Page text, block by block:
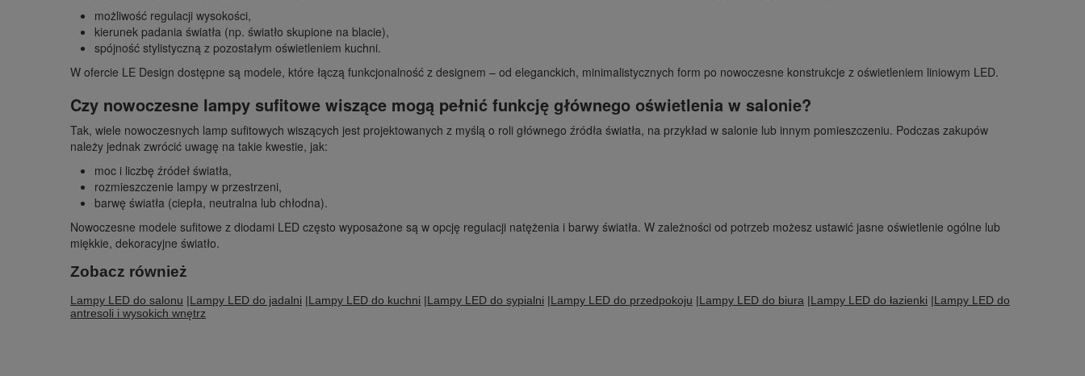
możliwość regulacji wysokości,
kierunek padania światła (np. światło skupione na blacie),
spójność stylistyczną z pozostałym oświetleniem kuchni.
W ofercie LE Design dostępne są modele, które łączą funkcjonalność z designem – od eleganckich, minimalistycznych form po nowoczesne konstrukcje z oświetleniem liniowym LED.
Czy nowoczesne lampy sufitowe wiszące mogą pełnić funkcję głównego oświetlenia w salonie?
Tak, wiele nowoczesnych lamp sufitowych wiszących jest projektowanych z myślą o roli głównego źródła światła, na przykład w salonie lub innym pomieszczeniu. Podczas zakupów
należy jednak zwrócić uwagę na takie kwestie, jak:
moc i liczbę źródeł światła,
rozmieszczenie lampy w przestrzeni,
barwę światła (ciepła, neutralna lub chłodna).
Nowoczesne modele sufitowe z diodami LED często wyposażone są w opcję regulacji natężenia i barwy światła. W zależności od potrzeb możesz ustawić jasne oświetlenie ogólne lub
miękkie, dekoracyjne światło.
Zobacz również
Lampy LED do salonu |Lampy LED do jadalni |Lampy LED do kuchni |Lampy LED do sypialni |Lampy LED do przedpokoju |Lampy LED do biura |Lampy LED do łazienki |Lampy LED do
antresoli i wysokich wnętrz